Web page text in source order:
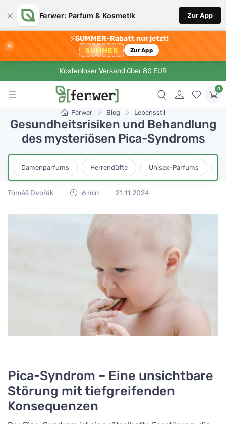
× Ferwer: Parfum & Kosmetik Zur App
×
⚡SUMMER-Rabatt nur jetzt!
SUMMER Zur App
Kostenloser Versand über 80 EUR
0
Ferwer Blog Lebensstil
Gesundheitsrisiken und Behandlung
des mysteriösen Pica-Syndroms
Damenparfums Herrendüfte Unisex-Parfums
Tomáš Dvořák 6 min 21.11.2024
Pica-Syndrom – Eine unsichtbare
Störung mit tiefgreifenden
Konsequenzen